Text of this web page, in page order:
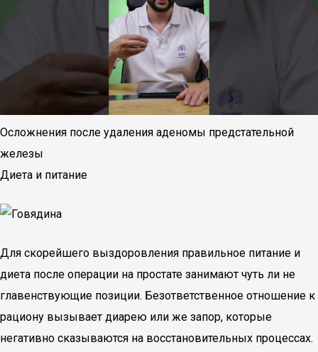
Осложнения после удаления аденомы предстательной
железы
Диета и питание
Для скорейшего выздоровления правильное питание и
диета после операции на простате занимают чуть ли не
главенствующие позиции. Безответственное отношение к
рациону вызывает диарею или же запор, которые
негативно сказываются на восстановительных процессах.